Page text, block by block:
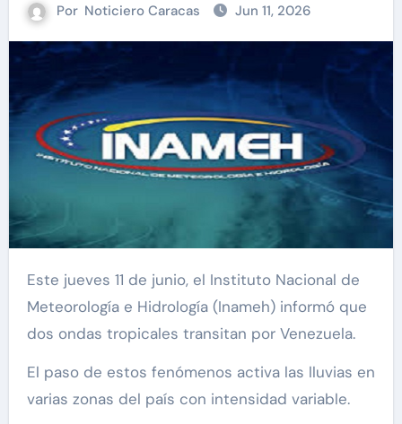
Por Noticiero Caracas Jun 11, 2026
Este jueves 11 de junio, el Instituto Nacional de
Meteorología e Hidrología (Inameh) informó que
dos ondas tropicales transitan por Venezuela.
El paso de estos fenómenos activa las lluvias en
varias zonas del país con intensidad variable.